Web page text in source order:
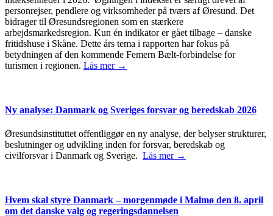
personrejser, pendlere og virksomheder på tværs af Øresund. Det
bidrager til Øresundsregionen som en stærkere
arbejdsmarkedsregion. Kun én indikator er gået tilbage – danske
fritidshuse i Skåne. Dette års tema i rapporten har fokus på
betydningen af den kommende Femern Bælt-forbindelse for
turismen i regionen. Läs mer →
Ny analyse: Danmark og Sveriges forsvar og beredskab 2026
Øresundsinstituttet offentliggør en ny analyse, der belyser strukturer,
beslutninger og udvikling inden for forsvar, beredskab og
civilforsvar i Danmark og Sverige. Läs mer →
Hvem skal styre Danmark – morgenmøde i Malmø den 8. april
om det danske valg og regeringsdannelsen